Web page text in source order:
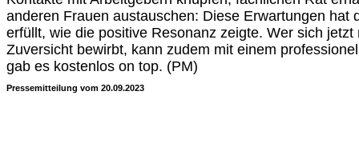
anderen Frauen austauschen: Diese Erwartungen hat
erfüllt, wie die positive Resonanz zeigte. Wer sich jetzt
Zuversicht bewirbt, kann zudem mit einem
gab es kostenlos on top. (PM)
Pressemitteilung vom 20.09.2023